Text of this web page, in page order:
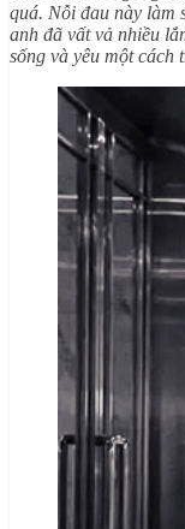
quá. Nỗi đau này làm
anh đã vất vả nhiều
sống và yêu một